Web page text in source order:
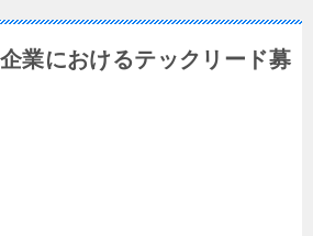
業におけるテックリード募